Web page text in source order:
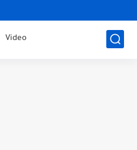
Video